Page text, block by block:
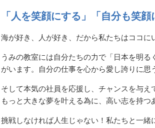
「人を笑顔にする」「自分も笑顔
海が好き、人が好き、だから私たちはココに
うみの教室には自分たちの力で「日本を明
がいます。自分の仕事を心から愛し誇りに思
そして本気の社員を応援し、チャンスを与え
もっと大きな夢を叶える為に、高い志を持つ
挑戦しなければ人生じゃない！私たちと一緒